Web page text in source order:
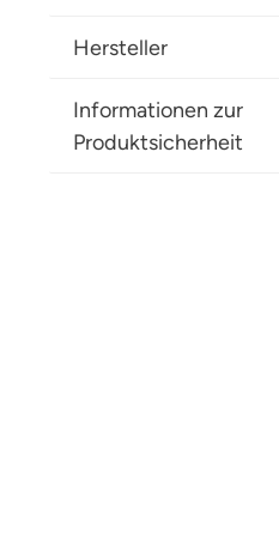
Hersteller
Informationen zur
Produktsicherheit